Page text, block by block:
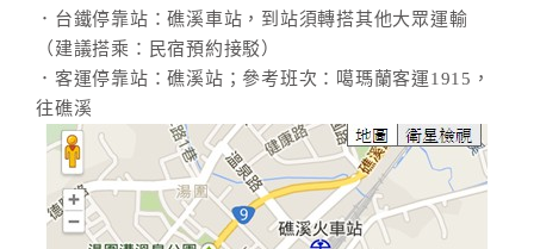
．台鐵停靠站：礁溪車站，到站須轉搭其他大眾運輸
（建議搭乘：民宿預約接駁）
．客運停靠站：礁溪站；參考班次：噶瑪蘭客運1915，
往礁溪